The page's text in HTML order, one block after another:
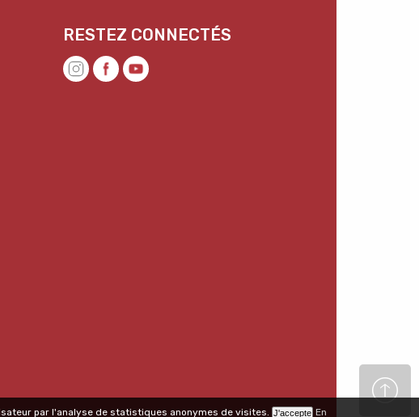
par l'analyse de statistiques anonymes de visites. En